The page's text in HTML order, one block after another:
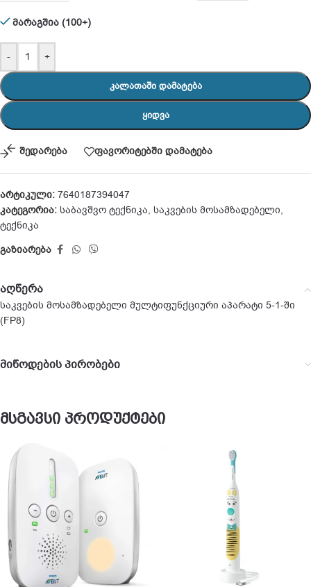
მარაგშია (100+)
- +
ᲙᲐᲚᲐᲗᲐᲨᲘ ᲓᲐᲛᲐᲢᲔᲑᲐ
ᲧᲘᲓᲕᲐ
შედარება ფავორიტებში დამატება
არტიკული: 7640187394047
კატეგორია: საბავშვო ტექნიკა, საკვების მოსამზადებელი,
ტექნიკა
გაზიარება
აღწერა
საკვების მოსამზადებელი მულტიფუნქციური აპარატი 5-1-ში
(FP8)
მიწოდების პირობები
მსგავსი პროდუქტები